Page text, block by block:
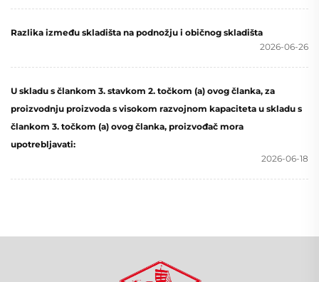
Razlika između skladišta na podnožju i običnog skladišta
2026-06-26
U skladu s člankom 3. stavkom 2. točkom (a) ovog članka, za
proizvodnju proizvoda s visokom razvojnom kapaciteta u skladu s
člankom 3. točkom (a) ovog članka, proizvođač mora
upotrebljavati:
2026-06-18